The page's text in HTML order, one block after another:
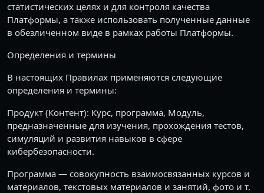
статистических целях и для контроля качества
Платформы, а также использовать полученные данные
в обезличенном виде в рамках работы Платформы.
Определения и термины
В настоящих Правилах применяются следующие
определения и термины:
Продукт (Контент): Курс, программа, Модуль,
предназначенные для изучения, прохождения тестов,
симуляций и развития навыков в сфере
кибербезопасности.
Программа — совокупность взаимосвязанных курсов и
материалов, текстовых материалов и занятий, фото и т.